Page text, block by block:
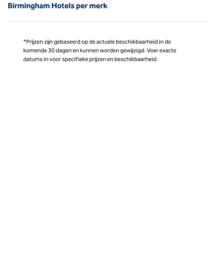
Birmingham Hotels per merk
*Prijzen zijn gebaseerd op de actuele beschikbaarheid in de
komende 30 dagen en kunnen worden gewijzigd. Voer exacte
datums in voor specifieke prijzen en beschikbaarheid.